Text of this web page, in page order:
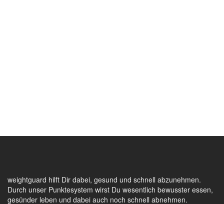
weightguard hilft Dir dabei, gesund und schnell abzunehmen.
Durch unser Punktesystem wirst Du wesentlich bewusster essen,
gesünder leben und dabei auch noch schnell abnehmen.